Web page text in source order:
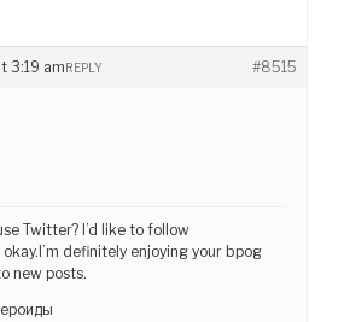
3:19 am #8515
REPLY
Twitter? I’d like to follow
definitely enjoying your bpog
new posts.